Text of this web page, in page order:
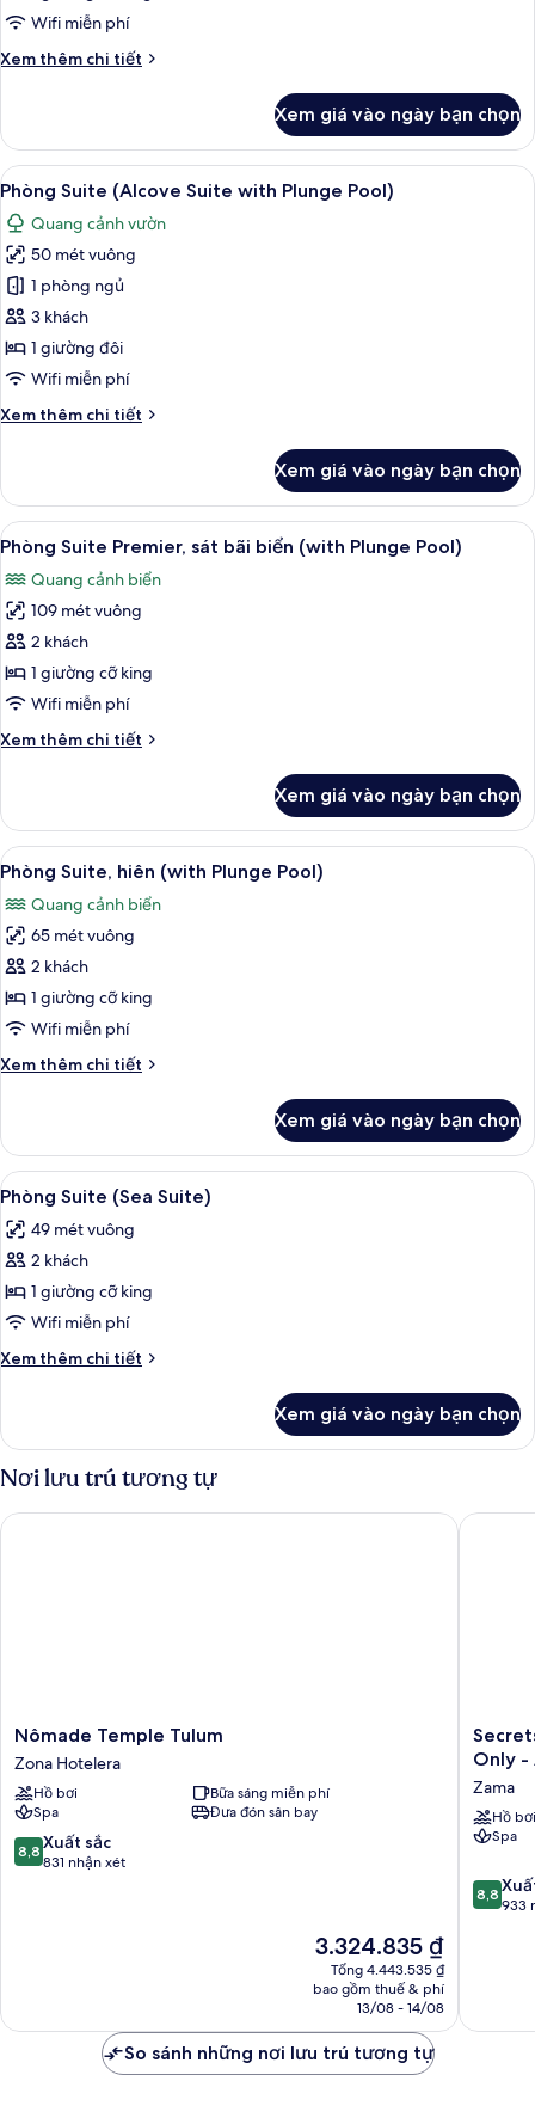
Suite)Wifi miễn phí
Xem thêm chi tiết
Chi
Phòng
Suite
(Palm
Xem giá vào ngày bạn chọn
Xem
tất
cả
ảnh
Phòng
Suite
(Alcove
Suite
Plunge
Phòng Suite (Alcove Suite with
4
Phòng Suite (Alcove Suite with Plunge Pool)
Quang cảnh vườn
50 mét vuông
1 phòng ngủ
3 khách
1 giường đôi
Wifi miễn phí
Xem thêm chi tiết
Chi
Phòng
Suite
(Alcove
with
Plunge
Xem giá vào ngày bạn chọn
Xem
tất
cả
ảnh
Phòng
Suite
Premier,
bãi
Plunge
Pool)
Phòng Suite Premier, sát bãi biển
6
Phòng Suite Premier, sát bãi biển (with Plunge Pool)
Quang cảnh biển
109 mét vuông
2 khách
1 giường cỡ king
Wifi miễn phí
Xem thêm chi tiết
Chi
Phòng
Suite
Premier,
bãi
biển
Plunge
Pool)
Xem giá vào ngày bạn chọn
Xem
tất
cả
ảnh
Phòng
Suite,
hiên
Plunge
Phòng Suite, hiên (with Plunge
5
Phòng Suite, hiên (with Plunge Pool)
Quang cảnh biển
65 mét vuông
2 khách
1 giường cỡ king
Wifi miễn phí
Xem thêm chi tiết
Chi
Phòng
Suite,
hiên
Plunge
Pool)
Xem giá vào ngày bạn chọn
Xem
tất
cả
ảnh
Phòng
Suite
(Sea
Suite)
Phòng Suite (Sea Suite) | Két bảo
7
Phòng Suite (Sea Suite)
49 mét vuông
2 khách
1 giường cỡ king
Wifi miễn phí
Xem thêm chi tiết
Chi
Phòng
(Sea
Xem giá vào ngày bạn chọn
Nơi lưu trú tương tự
Nômade
Temple
Tulum
Zona
Hotelera
Nômade Temple Tulum
Zona Hotelera
Hồ bơi
Bữa sáng miễn phí
Spa
Đưa đón sân bay
8.8
trên
8,8 Xuất sắc
831 nhận xét
Giá
hiện
tại
3.324.835 ₫
3.324.835 ₫
Tổng 4.443.535 ₫
bao gồm thuế & phí
13/08 - 14/08
Nômade Temple Tulum
Secrets
Tulum
Resort
&
Beach
Club
Adults
Only
Only -
Zama
Hồ bơi
Spa
8.8
trên
xét
8,8
933
Secrets
So sánh những nơi lưu trú tương tự